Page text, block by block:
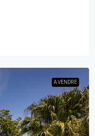
A VENDRE